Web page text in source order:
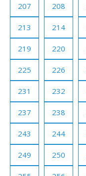
207 208
213 214
219 220
225 226
231 232
237 238
243 244
249 250